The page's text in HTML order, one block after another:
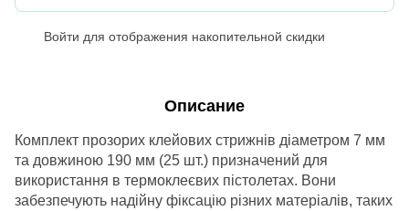
Войти для отображения накопительной скидки
Описание
Комплект прозорих клейових стрижнів діаметром 7 мм
та довжиною 190 мм (25 шт.) призначений для
використання в термоклеєвих пістолетах. Вони
забезпечують надійну фіксацію різних матеріалів, таких